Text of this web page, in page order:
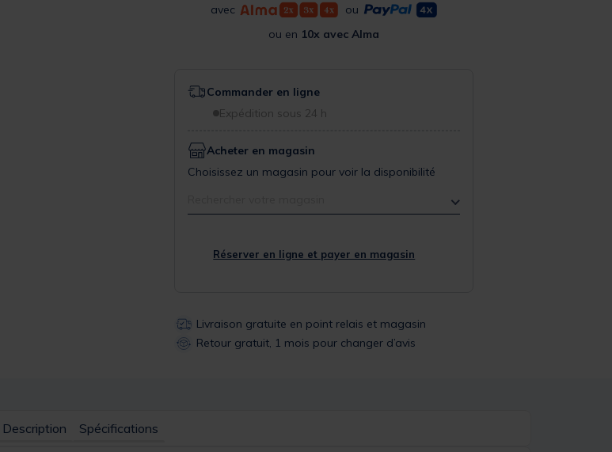
avec
ou
ou en 10x avec Alma
Commander en ligne
Expédition sous 24 h
Acheter en magasin
Choisissez un magasin pour voir la disponibilité
Réserver en ligne et payer en magasin
Livraison gratuite en point relais et magasin
Retour gratuit, 1 mois pour changer d’avis
Description Spécifications